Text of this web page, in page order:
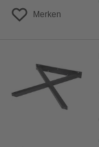
Merken